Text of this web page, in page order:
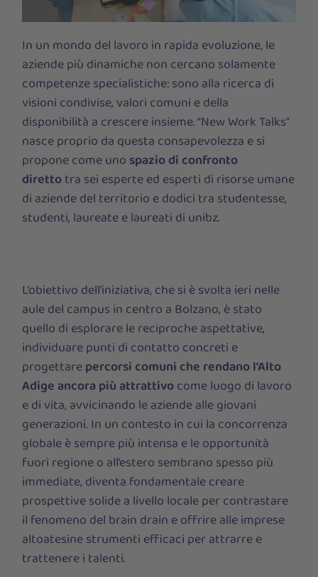
In un mondo del lavoro in rapida evoluzione, le
aziende più dinamiche non cercano solamente
competenze specialistiche: sono alla ricerca di
visioni condivise, valori comuni e della
disponibilità a crescere insieme. “New Work Talks”
nasce proprio da questa consapevolezza e si
propone come uno spazio di confronto
direttotra sei esperte ed esperti di risorse umane
di aziende del territorio e dodici tra studentesse,
studenti, laureate e laureati di unibz.
L’obiettivo dell’iniziativa, che si è svolta ieri nelle
aule del campus in centro a Bolzano, è stato
quello di esplorare le reciproche aspettative,
individuare punti di contatto concreti e
progettarepercorsi comuni che rendano l’Alto
Adige ancora più attrattivocome luogo di lavoro
e di vita, avvicinando le aziende alle giovani
generazioni. In un contesto in cui la concorrenza
globale è sempre più intensa e le opportunità
fuori regione o all’estero sembrano spesso più
immediate, diventa fondamentale creare
prospettive solide a livello locale per contrastare
il fenomeno del brain drain e offrire alle imprese
altoatesine strumenti efficaci per attrarre e
trattenere i talenti.